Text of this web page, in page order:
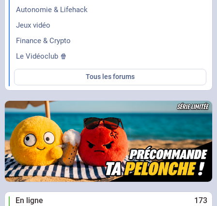
Autonomie & Lifehack
Jeux vidéo
Finance & Crypto
Le Vidéoclub 🍿
Tous les forums
En ligne 173